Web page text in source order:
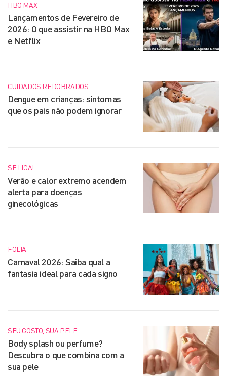
HBO MAX
Lançamentos de Fevereiro de
2026: O que assistir na HBO Max
e Netflix
CUIDADOS REDOBRADOS
Dengue em crianças: sintomas
que os pais não podem ignorar
SE LIGA!
Verão e calor extremo acendem
alerta para doenças
ginecológicas
FOLIA
Carnaval 2026: Saiba qual a
fantasia ideal para cada signo
SEU GOSTO, SUA PELE
Body splash ou perfume?
Descubra o que combina com a
sua pele